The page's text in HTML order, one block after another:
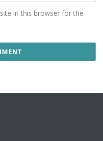
in this browser for the